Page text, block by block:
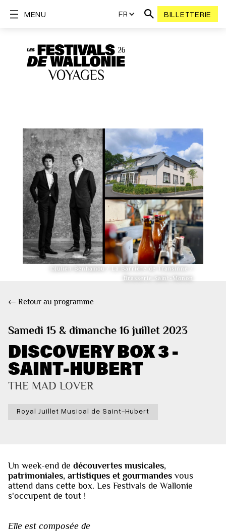
FR BILLETTERIE
MENU
©Julien Benhamou / La Barrière de Transinne /
Brasserie Saint-Monon
← Retour au programme
Samedi 15 & dimanche 16 juillet 2023
DISCOVERY BOX 3 -
SAINT-HUBERT
THE MAD LOVER
Royal Juillet Musical de Saint-Hubert
Un week-end de découvertes musicales,
patrimoniales, artistiques et gourmandes vous
attend dans cette box. Les Festivals de Wallonie
s'occupent de tout !
Elle est composée de